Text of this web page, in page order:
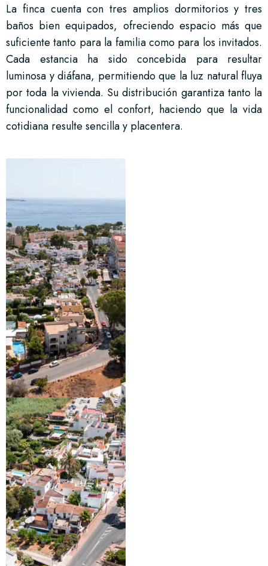
La finca cuenta con tres amplios dormitorios y tres
baños bien equipados, ofreciendo espacio más que
suficiente tanto para la familia como para los invitados.
Cada estancia ha sido concebida para resultar
luminosa y diáfana, permitiendo que la luz natural fluya
por toda la vivienda. Su distribución garantiza tanto la
funcionalidad como el confort, haciendo que la vida
cotidiana resulte sencilla y placentera.